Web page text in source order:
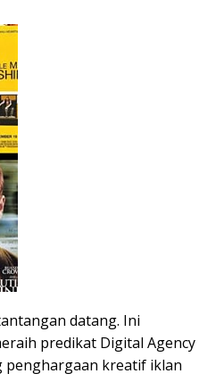
datang. Ini
predikat Digital Agency
penghargaan kreatif iklan